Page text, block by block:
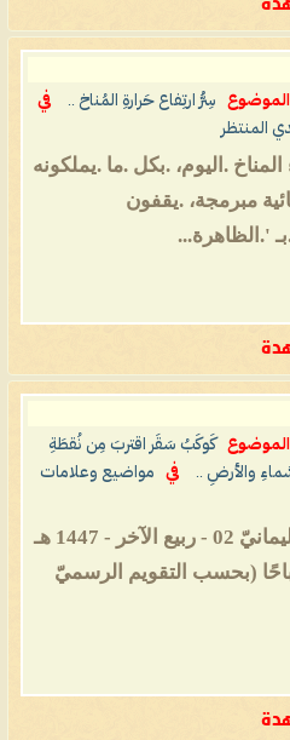
سِرُّ ارتِفاع حَرارةِ المُناخ ..
في
المنتظر
.اليوم، .بكل .ما .يملكونه
مبرمجة، .يقفون
'.الظاهرة...
كَوكَبُ سَقَر اقتربَ مِن نُقطَةِ
والأرضِ ..
في
مواضيع وعلامات
الإمام المهديّ ناصر محمد اليمانيّ 02 - ربيع الآخر - 1447 هـ
- 2025 مـ 05:49 صباحًا (بحسب التقويم الرسميّ